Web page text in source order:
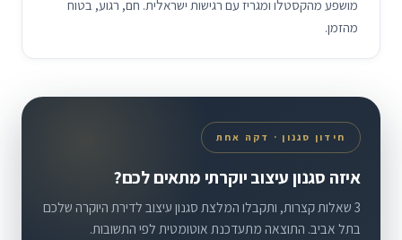
מושפע מהקסטלו ומגריז עם רגישות ישראלית. חם, רגוע, בטוח
מהזמן.
חידון סגנון · דקה אחת
איזה סגנון עיצוב יוקרתי מתאים לכם?
3 שאלות קצרות, ותקבלו המלצת סגנון עיצוב לדירת היוקרה שלכם
בתל אביב. התוצאה מתעדכנת אוטומטית לפי התשובות.